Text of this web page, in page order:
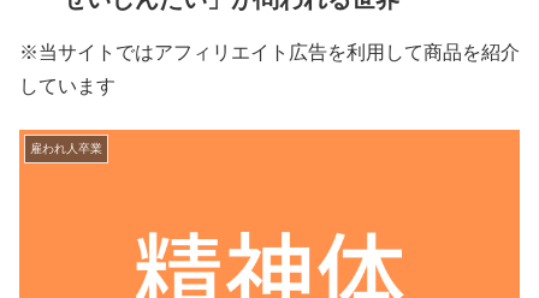
※当サイトではアフィリエイト広告を利用して商品を紹介
しています
雇われ人卒業